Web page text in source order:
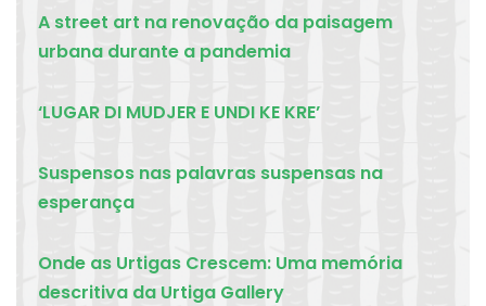
A street art na renovação da paisagem
urbana durante a pandemia
‘LUGAR DI MUDJER E UNDI KE KRE’
Suspensos nas palavras suspensas na
esperança
Onde as Urtigas Crescem: Uma memória
descritiva da Urtiga Gallery